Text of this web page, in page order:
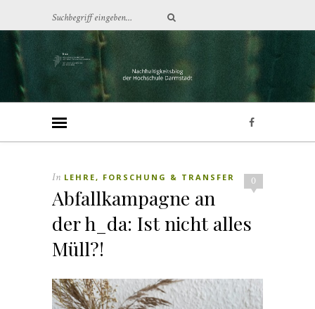
0
In LEHRE, FORSCHUNG & TRANSFER
Abfallkampagne an
der h_da: Ist nicht alles
Müll?!